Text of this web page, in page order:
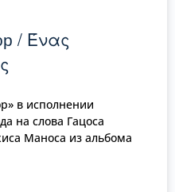
/ Ένας
в исполнении
на слова Гацоса
Маноса из альбома